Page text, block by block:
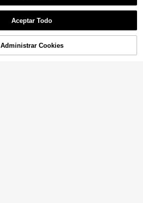
AÑADIR A LA BOLSA
Aceptar Todo
Administrar Cookies